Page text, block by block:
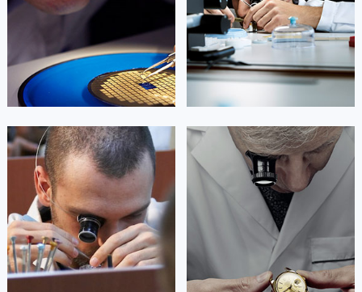
北京萧邦维修  上海萧邦维修
艾德琳·亚历桑德拉
资深萧邦技师
是萧邦售后服务中心
(萧邦保养中心)
的高级技师之一
Guangzhou Chopard Maintain center
 广州萧邦维修
艾莉森·安吉莉亚
资深萧邦技师
是萧邦售后服务中心
(萧邦保养中心)
的高级技师之一
Shenzhen Chopard Maintain center
 深圳萧邦维修